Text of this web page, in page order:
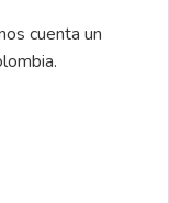
cuenta un